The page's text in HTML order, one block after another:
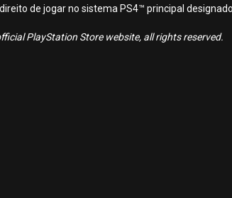
de jogar no sistema PS4™ principal
PlayStation Store website, all rights reserved.